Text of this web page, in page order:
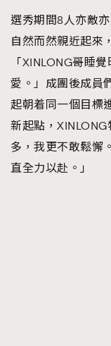
選秀期間8人亦敵
自然而然親近起來
「XINLONG哥睡
愛。」成團後成員
起朝着同一個目標
新起點，
多，我更不敢鬆懈
直全力以赴。」